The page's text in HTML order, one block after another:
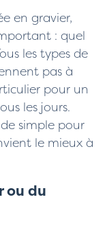
en gravier,
: quel
les types de
pas à
pour un
les jours.
simple pour
le mieux à
ou du